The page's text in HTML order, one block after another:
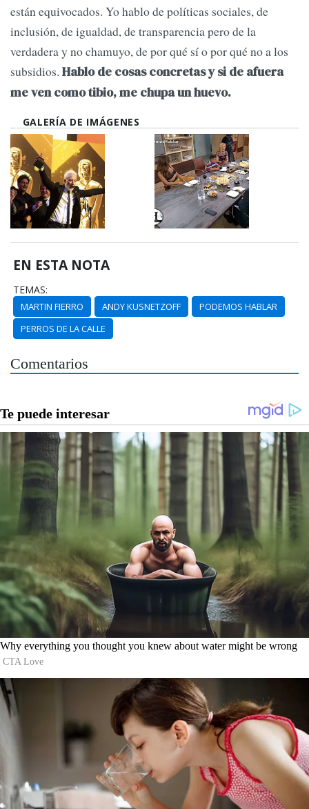
están equivocados. Yo hablo de políticas sociales, de
inclusión, de igualdad, de transparencia pero de la
verdadera y no chamuyo, de por qué sí o por qué no a los
subsidios. Hablo de cosas concretas y si de afuera
me ven como tibio, me chupa un huevo.
GALERÍA DE IMÁGENES
EN ESTA NOTA
TEMAS:
MARTIN FIERRO ANDY KUSNETZOFF
PODEMOS HABLAR
PERROS DE LA CALLE
Comentarios